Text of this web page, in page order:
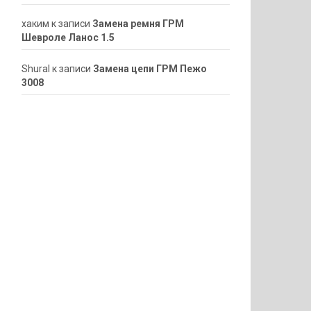
хаким к записи Замена ремня ГРМ
Шевроле Ланос 1.5
ShuraI к записи Замена цепи ГРМ Пежо
3008